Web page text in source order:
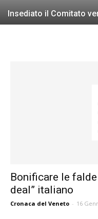
Insediato il Comitato
Bonificare le
deal” italiano
Cronaca del Veneto - 16